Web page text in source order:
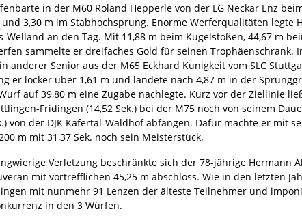
in der M60 Roland Hepperle von der LG Neckar Enz
3,30 m im Stabhochsprung. Enorme Werferqualitäten legte
Welland an den Tag. Mit 11,88 m beim Kugelstoßen, 44,67 m
sammelte er dreifaches Gold für seinen Trophäenschrank.
anderer Senior aus der M65 Eckhard Kunigkeit vom SLC
er locker über 1,61 m und landete nach 4,87 m in der
auf 39,80 m eine Zugabe nachlegte. Kurz vor der Ziellinie
Fridingen (14,52 Sek.) bei der M75 noch von seinem
von der DJK Käfertal-Waldhof abfangen. Dafür machte er mit
m mit 31,37 Sek. noch sein Meisterstück.
Verletzung beschränkte sich der 78-jährige Hermann
mit vortrefflichen 45,25 m abschloss. Wie in den letzten
mit nunmehr 91 Lenzen der älteste Teilnehmer und
in den 3 Würfen.